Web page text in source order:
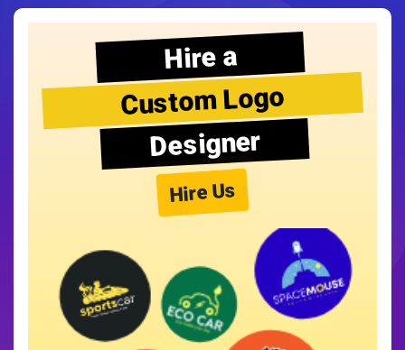
Hire a
Custom Logo
Designer
Hire Us